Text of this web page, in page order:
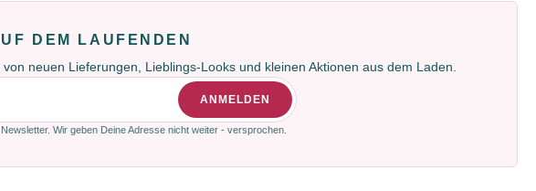
DEM LAUFENDEN
neuen Lieferungen, Lieblings-Looks und kleinen Aktionen aus dem Laden.
ANMELDEN
Wir geben Deine Adresse nicht weiter - versprochen.